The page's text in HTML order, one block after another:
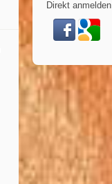
Direkt